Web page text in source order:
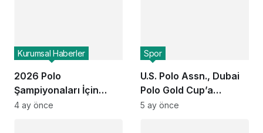
2026 Polo
Şampiyonaları İçin
ESPN ve USPA Global
Kurumsal Haberler
4 ay önce
U.S. Polo Assn., Dubai
Polo Gold Cup’a
Üçüncü Kez Sponsor
Spor
5 ay önce